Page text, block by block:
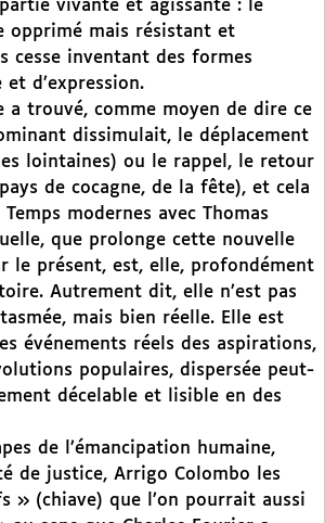
vivante et agissante : le
opprimé mais résistant et
cesse inventant des formes
d’expression.
a trouvé, comme moyen de dire ce
dissimulait, le déplacement
lointaines) ou le rappel, le retour
de cocagne, de la fête), et cela
Temps modernes avec Thomas
que prolonge cette nouvelle
le présent, est, elle, profondément
Autrement dit, elle n’est pas
mais bien réelle. Elle est
événements réels des aspirations,
populaires, dispersée peut-
décelable et lisible en des
de l’émancipation humaine,
de justice, Arrigo Colombo les
» (chiave) que l’on pourrait aussi